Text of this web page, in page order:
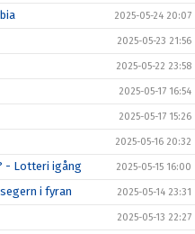
2025-05-24 20:07
2025-05-23 21:56
2025-05-22 23:58
2025-05-17 16:54
2025-05-17 15:26
2025-05-16 20:32
- Lotteri igång 2025-05-15 16:00
i fyran 2025-05-14 23:31
2025-05-13 22:27